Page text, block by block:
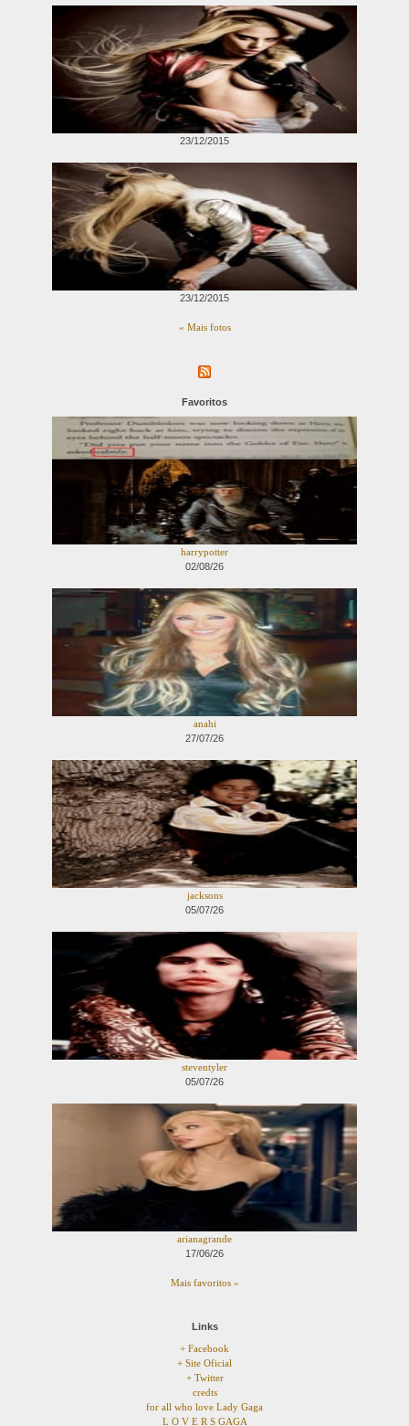
23/12/2015
23/12/2015
« Mais fotos
Favoritos
harrypotter
02/08/26
anahi
27/07/26
jacksons
05/07/26
steventyler
05/07/26
arianagrande
17/06/26
Mais favoritos »
Links
+ Facebook
+ Site Oficial
+ Twitter
credts
for all who love Lady Gaga
L O V E R S GAGA